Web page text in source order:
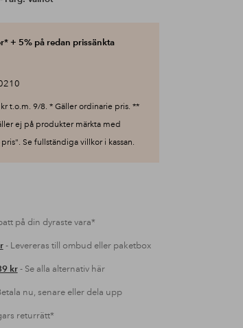
+ 5% på redan prissänkta
t.o.m. 9/8. * Gäller ordinarie pris. **
ej på produkter märkta med
Se fullständiga villkor i kassan.
på din dyraste vara*
- Levereras till ombud eller paketbox
kr- Se alla alternativ här
nu, senare eller dela upp
returrätt*